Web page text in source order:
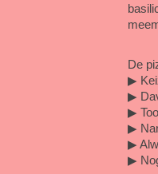
De
▶
▶
▶
▶
▶
▶